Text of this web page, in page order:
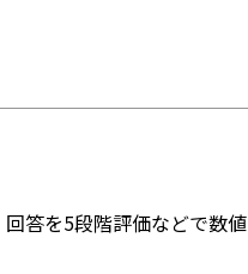
答を5段階評価などで数値